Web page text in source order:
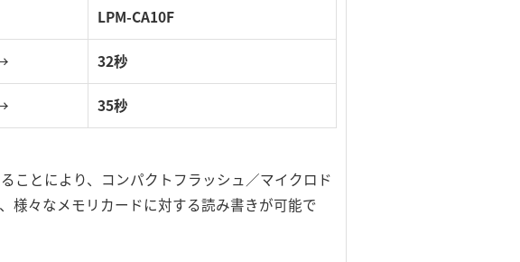
LPM-CA10F
32秒
35秒
ことにより、コンパクトフラッシュ／マイクロド
様々なメモリカードに対する読み書きが可能で